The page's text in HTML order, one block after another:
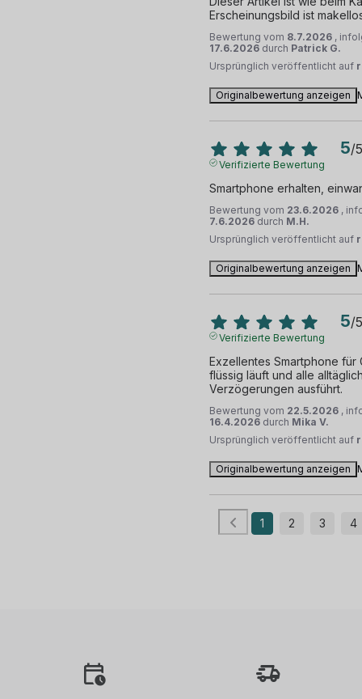
Erscheinungsbild ist
Bewertung vom 8.7.2026 ,
17.6.2026 durch Patrick G.
Ursprünglich veröffentlicht auf
Originalbewertung anzeigen
5/5
Verifizierte Bewertung
Smartphone erhalten,
Bewertung vom 23.6.2026 ,
7.6.2026 durch M.H.
Ursprünglich veröffentlicht auf
Originalbewertung anzeigen
5/5
Verifizierte Bewertung
Exzellentes Smartphone
flüssig läuft und alle
Verzögerungen ausführt.
Bewertung vom 22.5.2026 ,
16.4.2026 durch Mika V.
Ursprünglich veröffentlicht auf
Originalbewertung anzeigen
1 2 3 4